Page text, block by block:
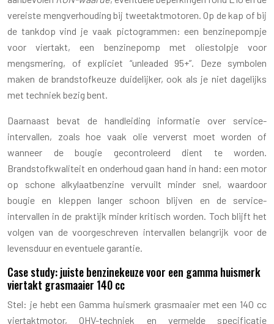
vereiste mengverhouding bij tweetaktmotoren. Op de kap of bij
de tankdop vind je vaak pictogrammen: een benzinepompje
voor viertakt, een benzinepomp met oliestolpje voor
mengsmering, of expliciet “unleaded 95+”. Deze symbolen
maken de brandstofkeuze duidelijker, ook als je niet dagelijks
met techniek bezig bent.
Daarnaast bevat de handleiding informatie over service-
intervallen, zoals hoe vaak olie ververst moet worden of
wanneer de bougie gecontroleerd dient te worden.
Brandstofkwaliteit en onderhoud gaan hand in hand: een motor
op schone alkylaatbenzine vervuilt minder snel, waardoor
bougie en kleppen langer schoon blijven en de service-
intervallen in de praktijk minder kritisch worden. Toch blijft het
volgen van de voorgeschreven intervallen belangrijk voor de
levensduur en eventuele garantie.
Case study: juiste benzinekeuze voor een gamma huismerk
viertakt grasmaaier 140 cc
Stel: je hebt een Gamma huismerk grasmaaier met een 140 cc
viertaktmotor, OHV-techniek en vermelde specificatie